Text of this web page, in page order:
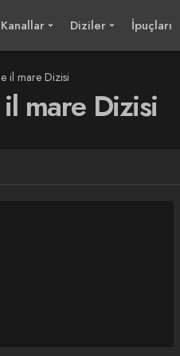
Kanallar Diziler İpuçları
il mare Dizisi
mare Dizisi